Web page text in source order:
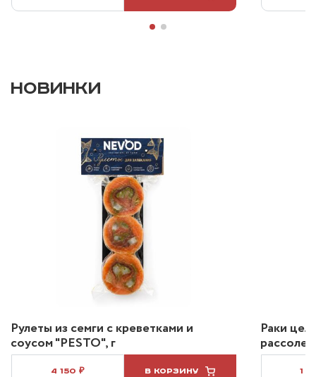
НОВИНКИ
Рулеты из семги с креветками и
соусом "PESTO", г
4 150 ₽ В КОРЗИНУ
Раки
рассоле
1